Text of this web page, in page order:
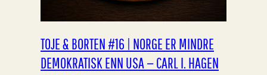
TOJE & BORTEN #16 | NORGE ER MINDRE
DEMOKRATISK ENN USA — CARL I. HAGEN